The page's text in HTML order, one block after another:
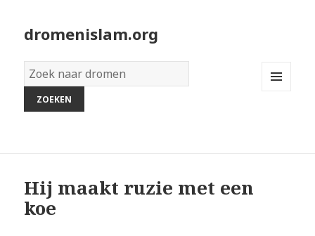
dromenislam.org
Woordenboek
van
dromen:
Hij maakt ruzie met een
koe